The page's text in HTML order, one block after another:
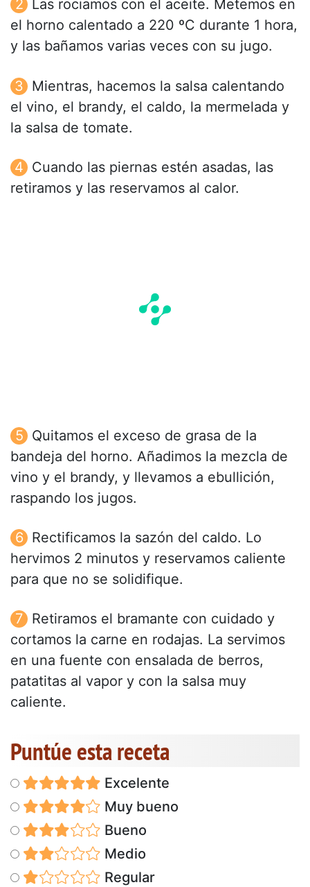
Las rociamos con el aceite. Metemos en
el horno calentado a 220 ºC durante 1 hora,
y las bañamos varias veces con su jugo.
Mientras, hacemos la salsa calentando
el vino, el brandy, el caldo, la mermelada y
la salsa de tomate.
Cuando las piernas estén asadas, las
retiramos y las reservamos al calor.
Quitamos el exceso de grasa de la
bandeja del horno. Añadimos la mezcla de
vino y el brandy, y llevamos a ebullición,
raspando los jugos.
Rectificamos la sazón del caldo. Lo
hervimos 2 minutos y reservamos caliente
para que no se solidifique.
Retiramos el bramante con cuidado y
cortamos la carne en rodajas. La servimos
en una fuente con ensalada de berros,
patatitas al vapor y con la salsa muy
caliente.
Puntúe esta receta
Excelente
Muy bueno
Bueno
Medio
Regular